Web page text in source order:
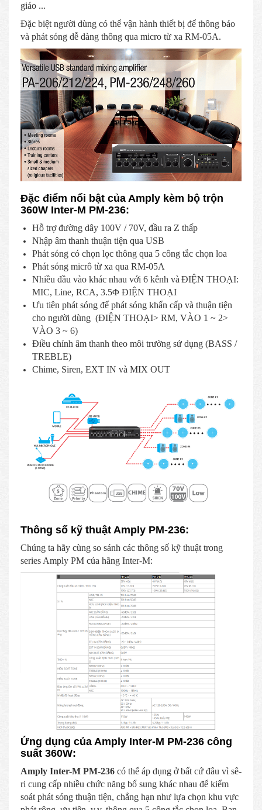
giáo ...
Đặc biệt người dùng có thể vận hành thiết bị để thông báo
và phát sóng dễ dàng thông qua micro từ xa RM-05A.
Đặc điểm nổi bật của Amply kèm bộ trộn
360W Inter-M PM-236:
Hỗ trợ đường dây 100V / 70V, đầu ra Z thấp
Nhập âm thanh thuận tiện qua USB
Phát sóng có chọn lọc thông qua 5 công tắc chọn loa
Phát sóng micrô từ xa qua RM-05A
Nhiều đầu vào khác nhau với 6 kênh và ĐIỆN THOẠI:
MIC, Line, RCA, 3.5Φ ĐIỆN THOẠI
Ưu tiên phát sóng để phát sóng khẩn cấp và thuận tiện
cho người dùng (ĐIỆN THOẠI> RM, VÀO 1 ~ 2>
VÀO 3 ~ 6)
Điều chỉnh âm thanh theo môi trường sử dụng (BASS /
TREBLE)
Chime, Siren, EXT IN và MIX OUT
Thông số kỹ thuật Amply PM-236:
Chúng ta hãy cùng so sánh các thông số kỹ thuật trong
series Amply PM của hãng Inter-M:
Ứng dụng của Amply Inter-M PM-236 công
suất 360W:
Amply Inter-M PM-236 có thể áp dụng ở bất cứ đâu vì sê-
ri cung cấp nhiều chức năng bổ sung khác nhau để kiểm
soát phát sóng thuận tiện, chẳng hạn như lựa chọn khu vực